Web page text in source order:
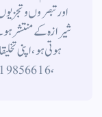
اورتبصروں
شیرازہ کے منتشر
ہوتی ہو، اپنی
، 9519856616 hiraonline2001@gmail.com